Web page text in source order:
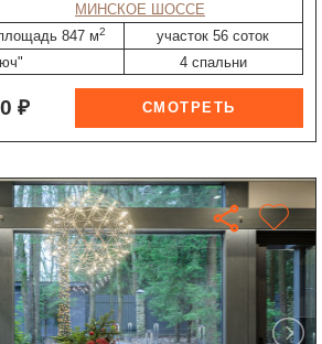
МИНСКОЕ ШОССЕ
847 м2
участок 56 соток
4 спальни
₽